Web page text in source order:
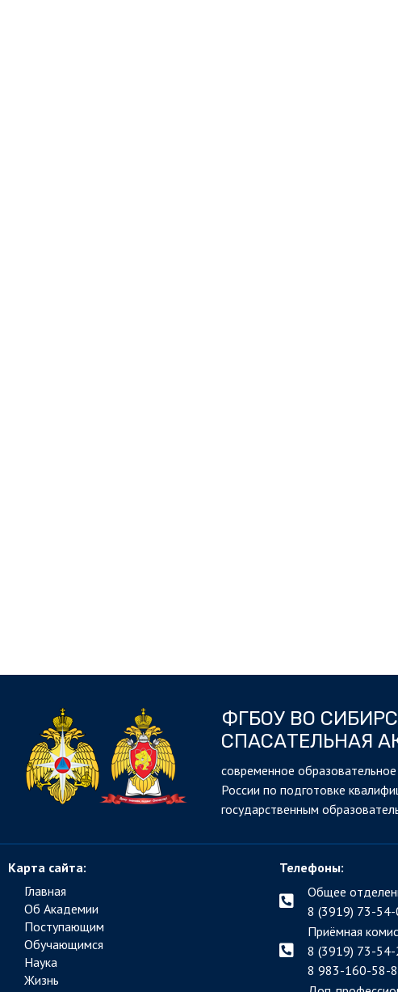
ФГБОУ ВО
СПАСАТЕЛЬНАЯ
cовременное
России по подготовке
государственным
Карта сайта:
Главная
Об Академии
Поступающим
Обучающимся
Наука
Жизнь
Телефоны:
Общее
8 (3919) 73-54-
Приёмная
8 (3919) 73-54-
8 983-160-58-